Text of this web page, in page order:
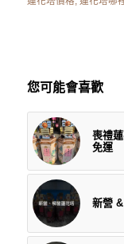
您可能會喜歡
喪禮
免運
新營